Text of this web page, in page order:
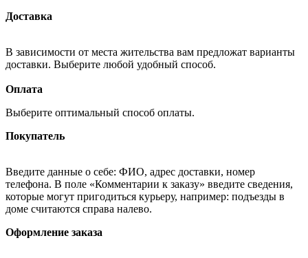
Доставка
В зависимости от места жительства вам предложат варианты
доставки. Выберите любой удобный способ.
Оплата
Выберите оптимальный способ оплаты.
Покупатель
Введите данные о себе: ФИО, адрес доставки, номер
телефона. В поле «Комментарии к заказу» введите сведения,
которые могут пригодиться курьеру, например: подъезды в
доме считаются справа налево.
Оформление заказа